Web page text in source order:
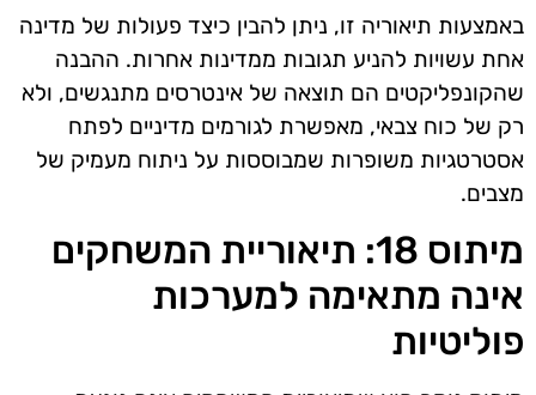
באמצעות תיאוריה זו, ניתן להבין כיצד פעולות של מדינה
אחת עשויות להניע תגובות ממדינות אחרות. ההבנה
שהקונפליקטים הם תוצאה של אינטרסים מתנגשים, ולא
רק של כוח צבאי, מאפשרת לגורמים מדיניים לפתח
אסטרטגיות משופרות שמבוססות על ניתוח מעמיק של
מצבים.
מיתוס 18: תיאוריית המשחקים
אינה מתאימה למערכות
פוליטיות